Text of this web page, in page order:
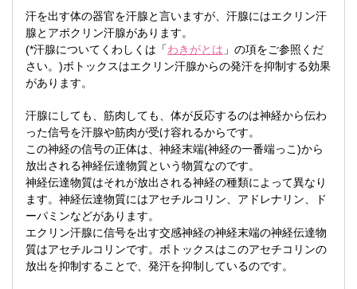
汗を出す体の器官を汗腺と言いますが、汗腺にはエクリン汗
腺とアポクリン汗腺があります。
(*汗腺についてくわしくは「わきがとは 」の項をご参照くだ
さい。)ボトックスはエクリン汗腺からの発汗を抑制する効果
があります。
汗腺にしても、筋肉しても、体が反応するのは神経から伝わ
った信号を汗腺や筋肉が受け容れるからです。
この神経の信号の正体は、神経末端(神経の一番端っこ)から
放出される神経伝達物質という物質なのです。
神経伝達物質はそれが放出される神経の種類によって異なり
ます。神経伝達物質にはアセチルコリン、アドレナリン、ド
ーパミンなどがあります。
エクリン汗腺に信号を出す交感神経の神経末端の神経伝達物
質はアセチルコリンです。ボトックスはこのアセチコリンの
放出を抑制することで、発汗を抑制しているのです。